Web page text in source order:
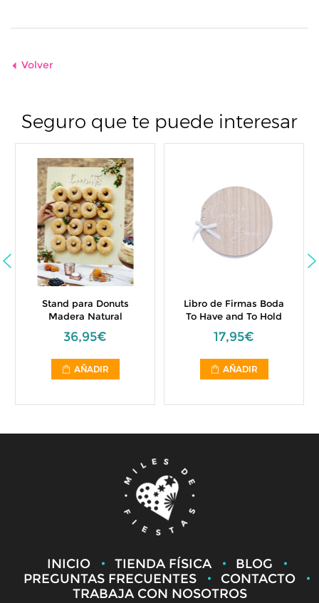
Volver
Seguro que te puede interesar
Stand para Donuts
Madera Natural
36,95€
AÑADIR
Libro de Firmas Boda
To Have and To Hold
17,95€
AÑADIR
INICIO TIENDA FÍSICA
BLOG
PREGUNTAS FRECUENTES
CONTACTO
TRABAJA CON NOSOTROS